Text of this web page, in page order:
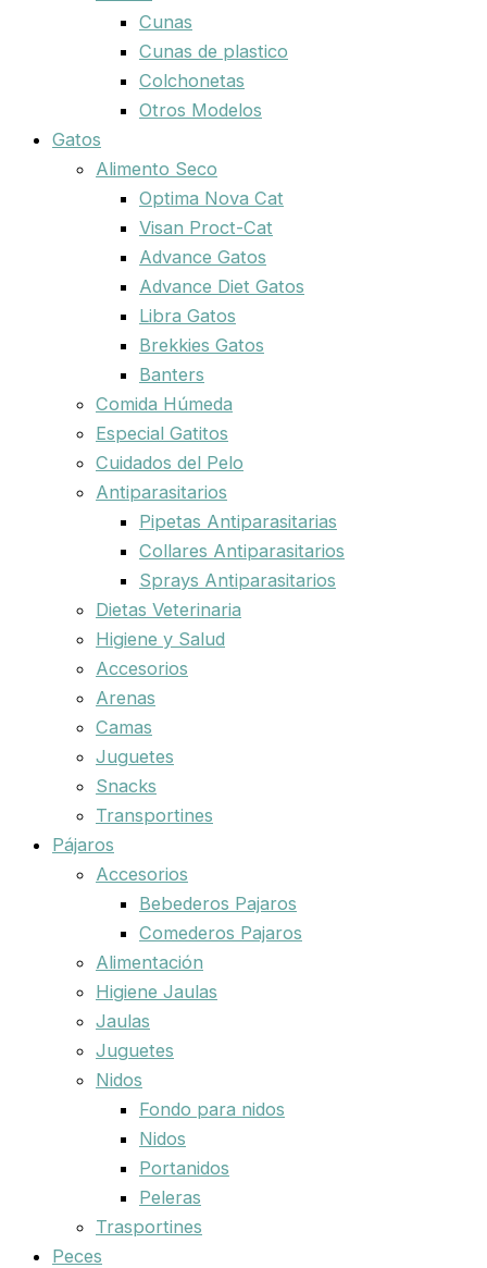
Cunas
Cunas de plastico
Colchonetas
Otros Modelos
Gatos
Alimento Seco
Optima Nova Cat
Visan Proct-Cat
Advance Gatos
Advance Diet Gatos
Libra Gatos
Brekkies Gatos
Banters
Comida Húmeda
Especial Gatitos
Cuidados del Pelo
Antiparasitarios
Pipetas Antiparasitarias
Collares Antiparasitarios
Sprays Antiparasitarios
Dietas Veterinaria
Higiene y Salud
Accesorios
Arenas
Camas
Juguetes
Snacks
Transportines
Pájaros
Accesorios
Bebederos Pajaros
Comederos Pajaros
Alimentación
Higiene Jaulas
Jaulas
Juguetes
Nidos
Fondo para nidos
Nidos
Portanidos
Peleras
Trasportines
Peces